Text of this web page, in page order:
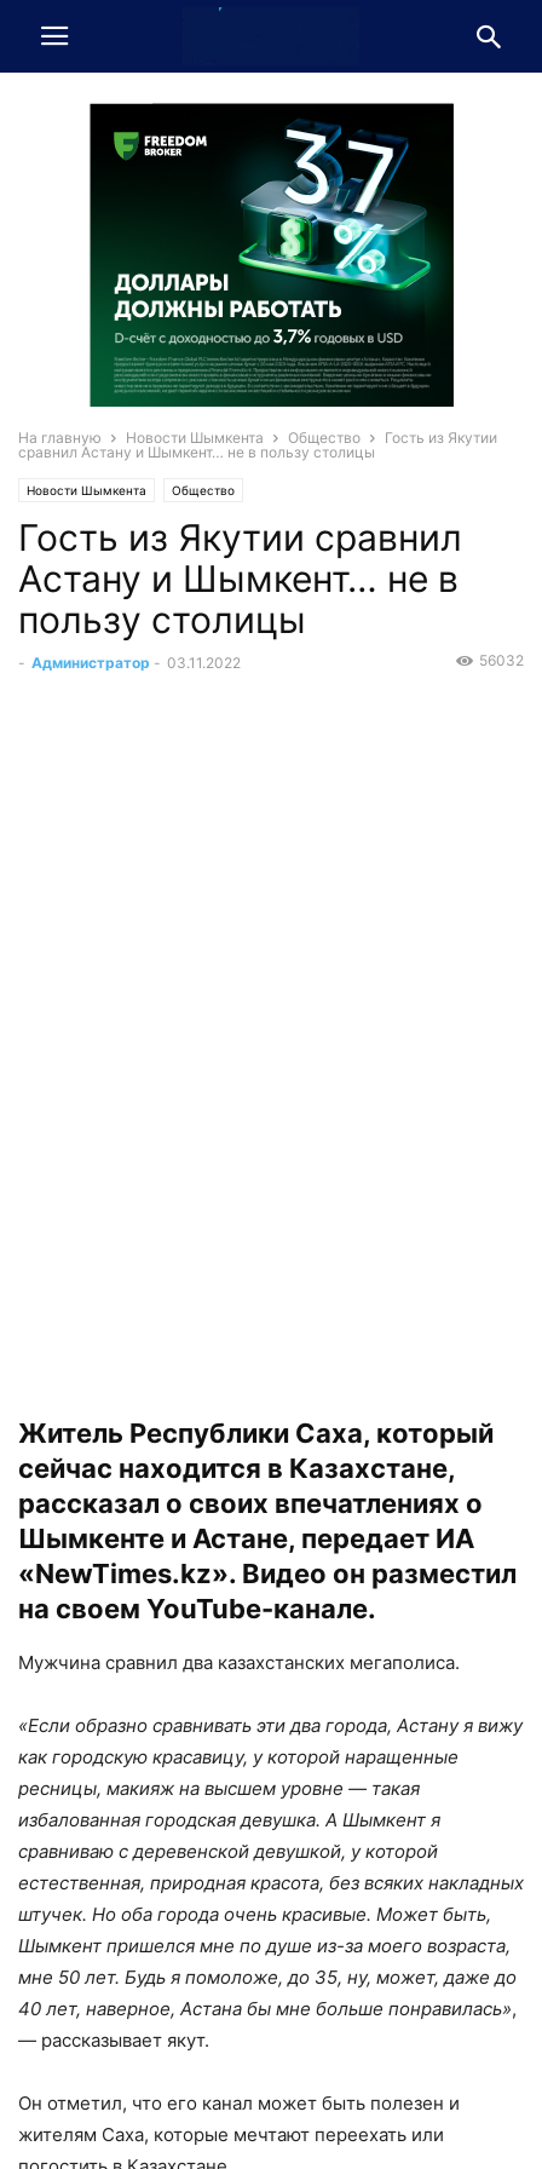
На главную Новости Шымкента Общество
Гость из Якутии
сравнил Астану и Шымкент… не в пользу столицы
Новости Шымкента Общество
Гость из Якутии сравнил
Астану и Шымкент… не в
пользу столицы
- Администратор - 03.11.2022 56032
Житель Республики Саха, который
сейчас находится в Казахстане,
рассказал о своих впечатлениях о
Шымкенте и Астане, передает ИА
«NewTimes.kz». Видео он разместил
на своем YouTube-канале.
Мужчина сравнил два казахстанских мегаполиса.
«Если образно сравнивать эти два города, Астану я вижу
как городскую красавицу, у которой наращенные
ресницы, макияж на высшем уровне — такая
избалованная городская девушка. А Шымкент я
сравниваю с деревенской девушкой, у которой
естественная, природная красота, без всяких накладных
штучек. Но оба города очень красивые. Может быть,
Шымкент пришелся мне по душе из-за моего возраста,
мне 50 лет. Будь я помоложе, до 35, ну, может, даже до
40 лет, наверное, Астана бы мне больше понравилась»,
— рассказывает якут.
Он отметил, что его канал может быть полезен и
жителям Саха, которые мечтают переехать или